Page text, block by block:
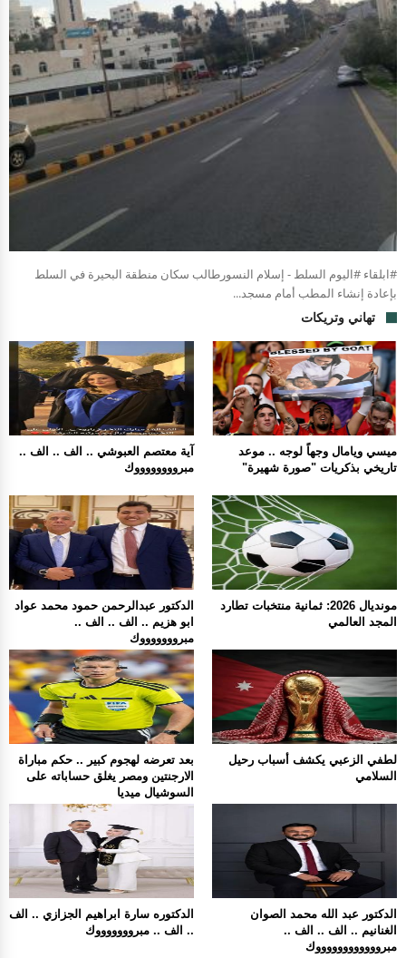
#ابلقاء #اليوم السلط - إسلام النسورطالب سكان منطقة البحيرة في السلط
بإعادة إنشاء المطب أمام مسجد...
تهاني وتريكات
آية معتصم العبوشي .. الف .. الف ..
مبرووووووووك
ميسي ويامال وجهاً لوجه .. موعد
تاريخي بذكريات "صورة شهيرة"
الدكتور عبدالرحمن حمود محمد عواد
ابو هزيم .. الف .. الف ..
مبروووووووك
مونديال 2026: ثمانية منتخبات تطارد
المجد العالمي
بعد تعرضه لهجوم كبير .. حكم مباراة
الارجنتين ومصر يغلق حساباته على
السوشيال ميديا
لطفي الزعبي يكشف أسباب رحيل
السلامي
الدكتوره سارة ابراهيم الجزازي .. الف
.. الف .. مبروووووووك
الدكتور عبد الله محمد الصوان
الغنانيم .. الف .. الف ..
مبرووووووووووووك